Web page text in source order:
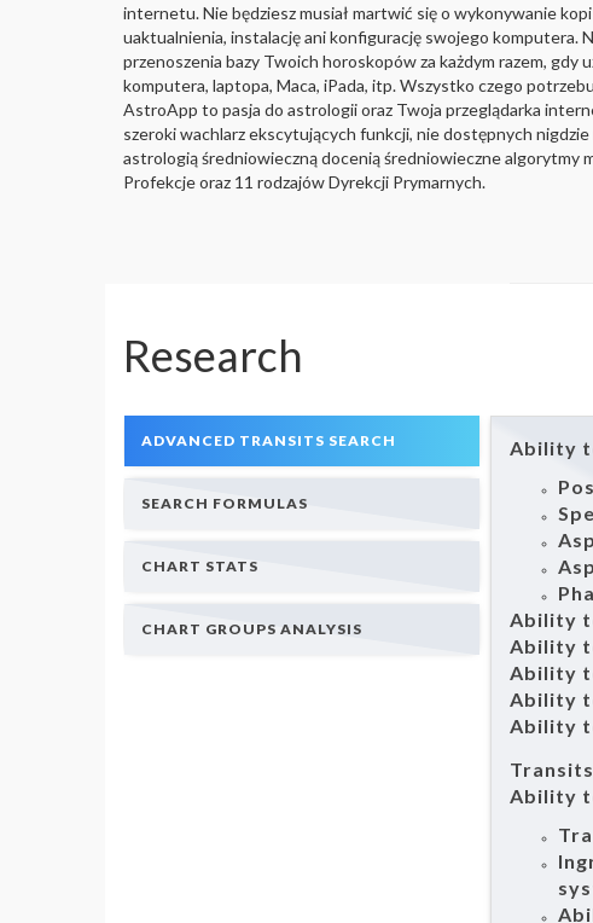
internetu. Nie będziesz musiał martwić się o wykonywanie
uaktualnienia, instalację ani konfigurację swojego komputera.
przenoszenia bazy Twoich horoskopów za każdym razem, gdy
komputera, laptopa, Maca, iPada, itp. Wszystko czego
AstroApp to pasja do astrologii oraz Twoja przeglądarka
szeroki wachlarz ekscytujących funkcji, nie dostępnych
astrologią średniowieczną docenią średniowieczne algorytmy
Profekcje oraz 11 rodzajów Dyrekcji Prymarnych.
Research
ADVANCED TRANSITS SEARCH
SEARCH FORMULAS
CHART STATS
CHART GROUPS ANALYSIS
Ability
Ability
Ability
Ability
Ability
Ability
Ability